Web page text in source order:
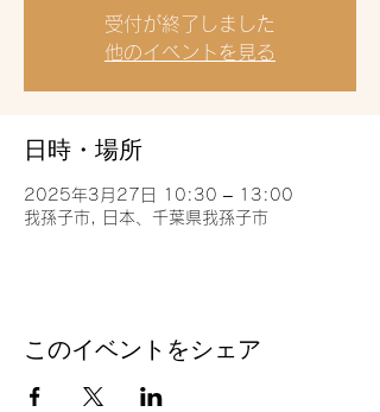
受付が終了しました
他のイベントを見る
日時・場所
2025年3月27日 10:30 – 13:00
我孫子市, 日本、千葉県我孫子市
このイベントをシェア